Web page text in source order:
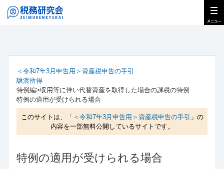
＜令和7年3月申告用＞資産税申告の手引
譲渡所得
特例編>収用等に伴い代替資産を取得した場合の課税の特例
特例の適用が受けられる場合
このサイトは、「 ＜令和7年3月申告用＞資産税申告の手引
」の
内容を一部無料公開しているサイトです。
特例の適用が受けられる場合